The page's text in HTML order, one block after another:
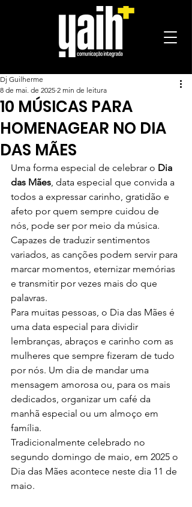
10 MÚSICAS PARA
HOMENAGEAR NO DIA
DAS MÃES
Dj Guilherme
8 de mai. de 2025 2 min de leitura
Uma forma especial de celebrar o Dia
das Mães, data especial que convida a
todos a expressar carinho, gratidão e
afeto por quem sempre cuidou de
nós, pode ser por meio da música.
Capazes de traduzir sentimentos
variados, as canções podem servir para
marcar momentos, eternizar memórias
e transmitir por vezes mais do que
palavras.
Para muitas pessoas, o Dia das Mães é
uma data especial para dividir
lembranças, abraços e carinho com as
mulheres que sempre fizeram de tudo
por nós. Um dia de mandar uma
mensagem amorosa ou, para os mais
dedicados, organizar um café da
manhã especial ou um almoço em
família.
Tradicionalmente celebrado no
segundo domingo de maio, em 2025 o
Dia das Mães acontece neste dia 11 de
maio.